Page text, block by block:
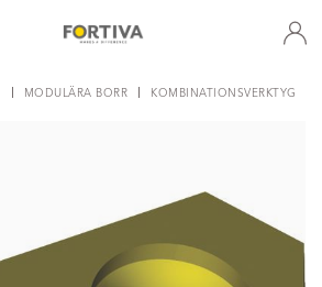
MODULÄRA BORR KOMBINATIONSVERKTYG